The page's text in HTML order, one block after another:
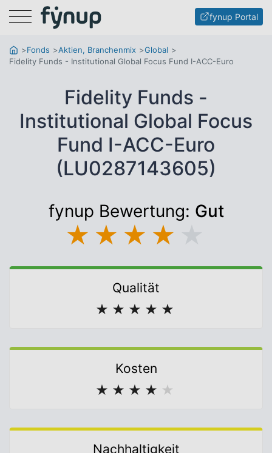
Menu fynup Portal
Fonds Aktien, Branchenmix
Global
Fidelity Funds - Institutional Global Focus Fund I-ACC-Euro
Fidelity Funds -
Institutional Global Focus
Fund I-ACC-Euro
(LU0287143605)
fynup Bewertung: Gut
★ ★ ★ ★
Qualität
★ ★ ★ ★ ★
Kosten
★ ★ ★ ★ ★
Nachhaltigkeit